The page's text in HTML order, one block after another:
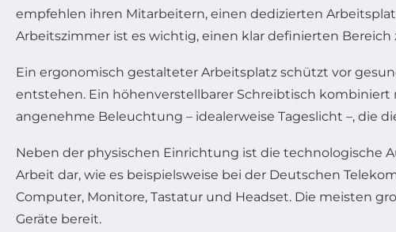
empfehlen ihren Mitarbeitern, einen dedizierten
Arbeitszimmer ist es wichtig, einen klar definierten
Ein ergonomisch gestalteter Arbeitsplatz schützt vor
entstehen. Ein höhenverstellbarer Schreibtisch
angenehme Beleuchtung – idealerweise Tageslicht –, die
Neben der physischen Einrichtung ist die technologische
Arbeit dar, wie es beispielsweise bei der Deutschen
Computer, Monitore, Tastatur und Headset. Die meisten
Geräte bereit.